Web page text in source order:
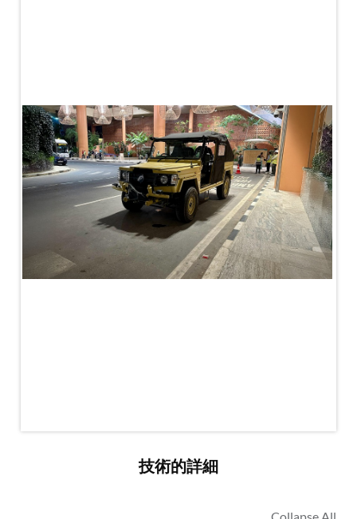
Helium Charging Station
Test Rig For Hydraulic Fluid
Practice Head Torpedo
Cng Regulator Test Bench
Nitrogen Gas Boosting Station
Ku 7 Leak Tester
Gas Purging System
Liquid Oxygen Dispenser 800 Ltr Along With
Towable Trolley
45 Degree Left And Right Moment Durability Test
Rig
Breather
Aircraft Arrester Barrier System
技術的詳細